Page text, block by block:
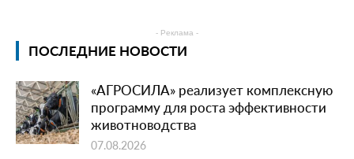
- Реклама -
ПОСЛЕДНИЕ НОВОСТИ
«АГРОСИЛА» реализует комплексную
программу для роста эффективности
животноводства
07.08.2026